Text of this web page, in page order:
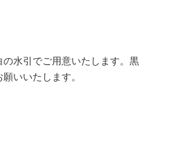
水引でご用意いたします。黒
いいたします。